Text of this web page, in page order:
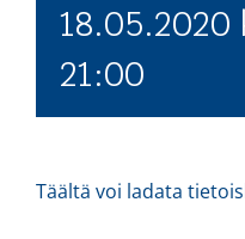
18.05.2020
21:00
Täältä voi ladata